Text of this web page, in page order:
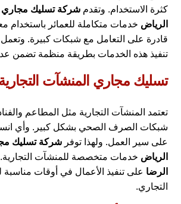
كثرة الاستخدام. وتقدمشركة تسليك
الرياض خدمات متكاملة للعمائر
قادرة على التعامل مع شبكات كبيرة.
تنفيذ هذه الخدمات بطريقة منظمة تضمن
تسليك مجاري المنشآت
تعتمد المنشآت التجارية مثل المطاعم
شبكات الصرف الصحي بشكل كبير. وأي
على سير العمل. ولهذا توفرشركة تسليك
الرياض خدمات متخصصة للمنشآت
الرضا على تنفيذ الأعمال في أوقات مناسبة
التجاري.